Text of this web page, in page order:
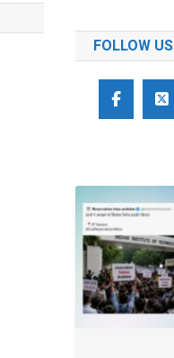
FOLLOW US